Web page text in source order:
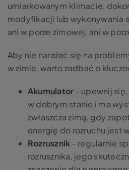
umiarkowanym klimacie,
modyfikacji lub wykonywania
ani w porze zimowej, ani w
Aby nie narażać się na
w zimie, warto zadbać o
Akumulator - upewnij
w dobrym stanie i ma
zwłaszcza zimą, gdy
energię do rozruchu jest
Rozrusznik - regularnie
rozrusznika, jego